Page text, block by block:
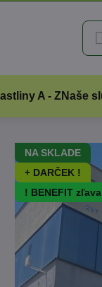
A - ZNaše
NA SKLADE
+ DARČEK !
! BENEFIT